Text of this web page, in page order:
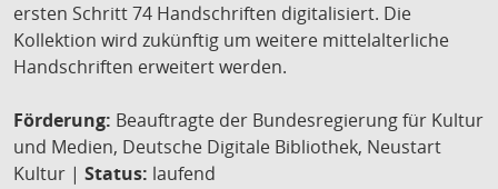
ersten Schritt 74 Handschriften digitalisiert. Die
Kollektion wird zukünftig um weitere mittelalterliche
Handschriften erweitert werden.
Förderung: Beauftragte der Bundesregierung für Kultur
und Medien, Deutsche Digitale Bibliothek, Neustart
Kultur | Status: laufend